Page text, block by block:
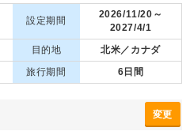
設定期間
2026/11/20～
2027/4/1
目的地
北米／カナダ
旅行期間 6日間
変更